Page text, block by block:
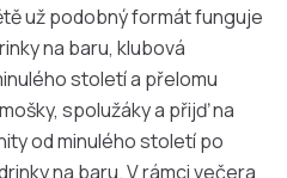
už podobný formát funguje
na baru, klubová
století a přelomu
spolužáky a přijď na
od minulého století po
na baru. V rámci večera